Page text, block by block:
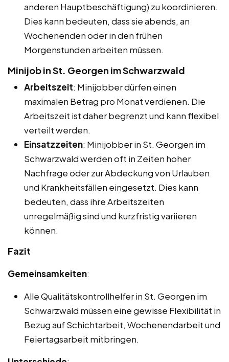
anderen Hauptbeschäftigung) zu koordinieren.
Dies kann bedeuten, dass sie abends, an
Wochenenden oder in den frühen
Morgenstunden arbeiten müssen.
Minijob in St. Georgen im Schwarzwald
Arbeitszeit: Minijobber dürfen einen
maximalen Betrag pro Monat verdienen. Die
Arbeitszeit ist daher begrenzt und kann flexibel
verteilt werden.
Einsatzzeiten: Minijobber in St. Georgen im
Schwarzwald werden oft in Zeiten hoher
Nachfrage oder zur Abdeckung von Urlauben
und Krankheitsfällen eingesetzt. Dies kann
bedeuten, dass ihre Arbeitszeiten
unregelmäßig sind und kurzfristig variieren
können.
Fazit
Gemeinsamkeiten:
Alle Qualitätskontrollhelfer in St. Georgen im
Schwarzwald müssen eine gewisse Flexibilität in
Bezug auf Schichtarbeit, Wochenendarbeit und
Feiertagsarbeit mitbringen.